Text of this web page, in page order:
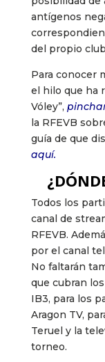
antígenos
del propio
Para conocer
el hilo que ha
Vóley”,
la RFEVB
guía de que
aquí.
Todos los
canal de
RFEVB.
por el canal
No faltarán
que cubran
IB3, para los
Aragon TV,
Teruel y la
torneo.